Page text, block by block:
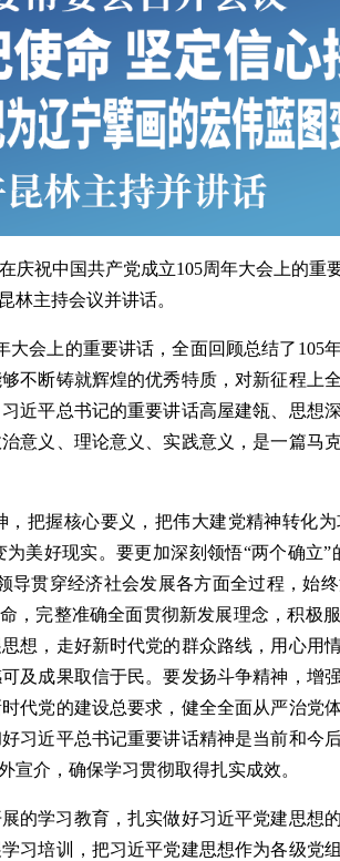
祝中国共产党成立105周年大会上的重
林主持会议并讲话。
上的重要讲话，全面回顾总结了105
不断铸就辉煌的优秀特质，对新征程上
近平总书记的重要讲话高屋建瓴、思想
意义、理论意义、实践意义，是一篇马
握核心要义，把伟大建党精神转化为
美好现实。要更加深刻领悟“两个确立”
导贯穿经济社会发展各方面全过程，始
，完整准确全面贯彻新发展理念，积极
想，走好新时代党的群众路线，用心用
及成果取信于民。要发扬斗争精神，增
代党的建设总要求，健全全面从严治党
习近平总书记重要讲话精神是当前和今
介，确保学习贯彻取得扎实成效。
学习教育，扎实做好习近平党建思想
习培训，把习近平党建思想作为各级党